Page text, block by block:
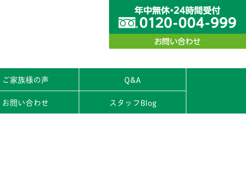
ご家族様の声
Q&A
お問い合わせ スタッフBlog